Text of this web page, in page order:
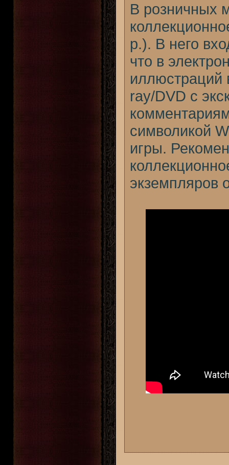
В розничных
р.). В него
что в
иллюстраций
ray/DVD с
символикой
игры.
экземпляров